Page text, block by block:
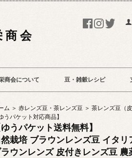
商 会
商会について 豆・雑穀レシピ
ム ＞ 赤レンズ豆・茶レンズ豆 ＞ 茶レンズ豆（皮
うパケット対応商品】
ゆうパケット送料無料】
栽培 ブラウンレンズ豆 イタ
ウンレンズ 皮付きレンズ豆